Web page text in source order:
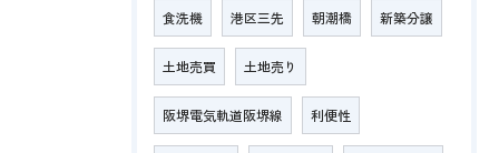
食洗機 港区三先 朝潮橋 新築分譲
土地売買 土地売り
阪堺電気軌道阪堺線 利便性